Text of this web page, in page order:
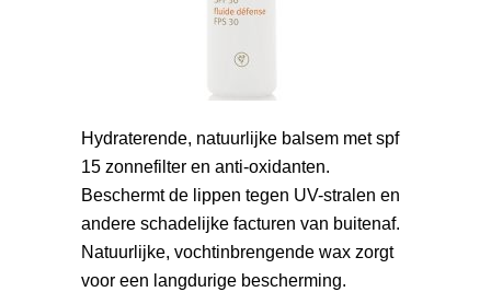
Hydraterende, natuurlijke balsem met spf
15 zonnefilter en anti-oxidanten.
Beschermt de lippen tegen UV-stralen en
andere schadelijke facturen van buitenaf.
Natuurlijke, vochtinbrengende wax zorgt
voor een langdurige bescherming.